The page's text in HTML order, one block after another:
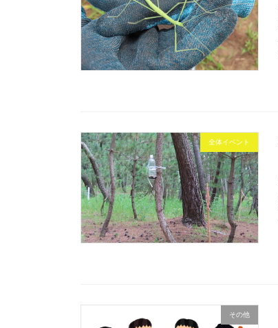
全体イベント
その他